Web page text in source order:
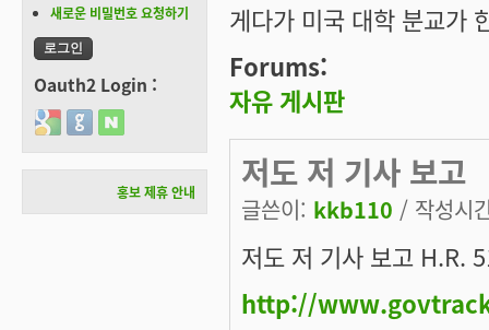
게다가 미국 대학 분교가
Forums:
자유 게시판
저도 저 기사 보고
글쓴이: kkb110 / 작성시
저도 저 기사 보고 H.R.
http://
새로운 비밀번호 요청하기
Oauth2 Login :
Login with Google
Login with GitHub
Login with Naver
홍보 제휴 안내